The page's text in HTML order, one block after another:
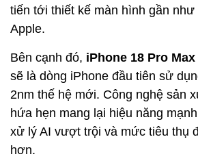
tiến tới thiết kế màn hình gần như
Apple.
Bên cạnh đó, iPhone 18 Pro Max
sẽ là dòng iPhone đầu tiên sử
2nm thế hệ mới. Công nghệ sản
hứa hẹn mang lại hiệu năng
xử lý AI vượt trội và mức tiêu thụ
hơn.